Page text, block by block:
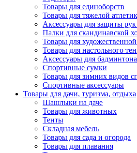
Товары для единоборств
Товары для тяжелой
Аксессуары для защиты
Палки для скандинавской
Товары для
Товары для настольного
Аксессуары для бадминтона
Спортивные сумки
Товары для зимних видов
Спортивные аксессуары
Товары для дачи, туризма, отдыха
Шашлыки на даче
Товары для животных
Тенты
Складная мебель
Товары для сада и огорода
Товары для плавания